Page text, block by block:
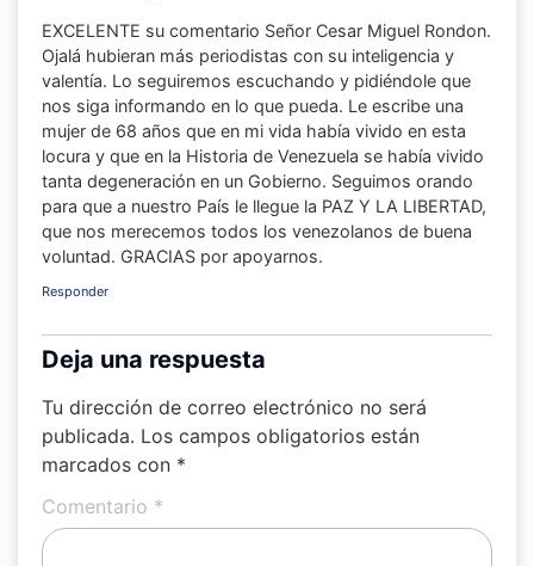
EXCELENTE su comentario Señor Cesar Miguel Rondon.
Ojalá hubieran más periodistas con su inteligencia y
valentía. Lo seguiremos escuchando y pidiéndole que
nos siga informando en lo que pueda. Le escribe una
mujer de 68 años que en mi vida había vivido en esta
locura y que en la Historia de Venezuela se había vivido
tanta degeneración en un Gobierno. Seguimos orando
para que a nuestro País le llegue la PAZ Y LA LIBERTAD,
que nos merecemos todos los venezolanos de buena
voluntad. GRACIAS por apoyarnos.
Responder
Deja una respuesta
Tu dirección de correo electrónico no será
publicada. Los campos obligatorios están
marcados con *
Comentario *